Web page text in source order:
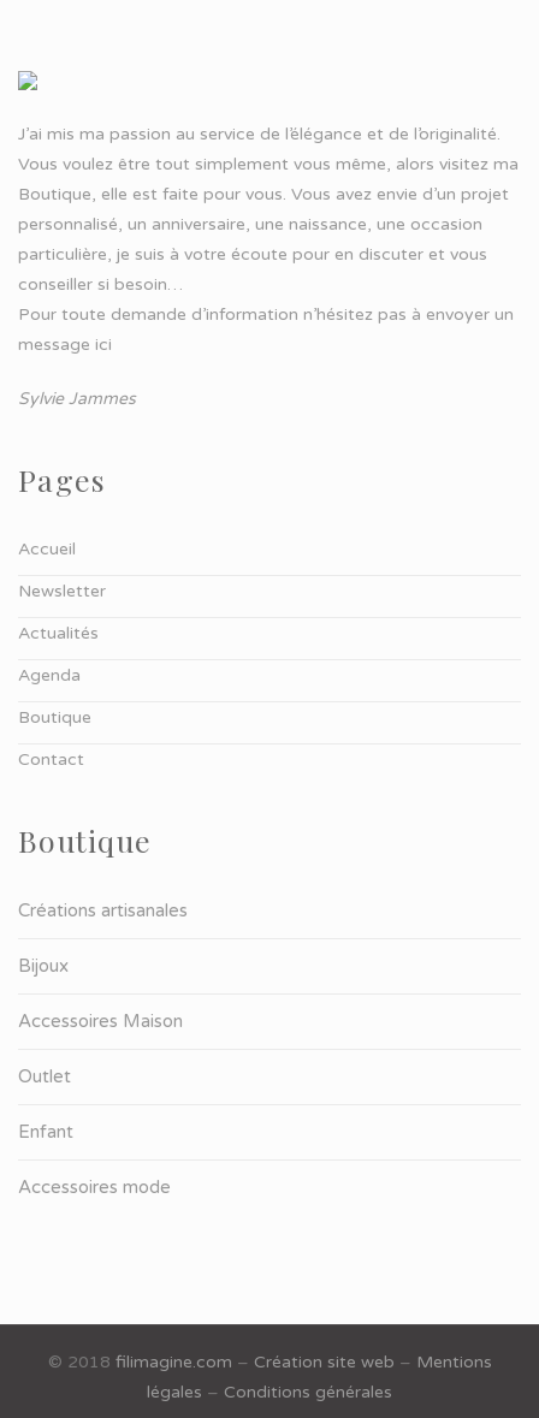
J’ai mis ma passion au service de l’élégance et de l’originalité.
Vous voulez être tout simplement vous même, alors visitez ma
Boutique, elle est faite pour vous. Vous avez envie d’un projet
personnalisé, un anniversaire, une naissance, une occasion
particulière, je suis à votre écoute pour en discuter et vous
conseiller si besoin…
Pour toute demande d’information n’hésitez pas à envoyer un
message ici
Sylvie Jammes
Pages
Accueil
Newsletter
Actualités
Agenda
Boutique
Contact
Boutique
Créations artisanales
Bijoux
Accessoires Maison
Outlet
Enfant
Accessoires mode
© 2018 filimagine.com – Création site web – Mentions
légales – Conditions générales